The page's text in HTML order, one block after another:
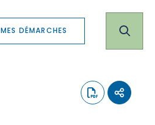
MES DÉMARCHES